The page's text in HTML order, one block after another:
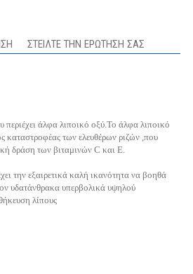
ΣΤΕΙΛΤΕ ΤΗΝ ΕΡΩΤΗΣΗ ΣΑΣ
άλφα λιποικό οξύ.Το άλφα λιποικό
καταστροφέας των ελευθέρων ριζών ,που
δράση των βιταμινών C και E.
την εξαιρετικά καλή ικανότητα να βοηθά
υδατάνθρακα υπερβολικά υψηλού
λίπους